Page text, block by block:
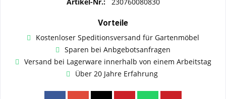
Vorteile
Kostenloser Speditionsversand für Gartenmöbel
Sparen bei Anbgebotsanfragen
Versand bei Lagerware innerhalb von einem Arbeitstag
Über 20 Jahre Erfahrung